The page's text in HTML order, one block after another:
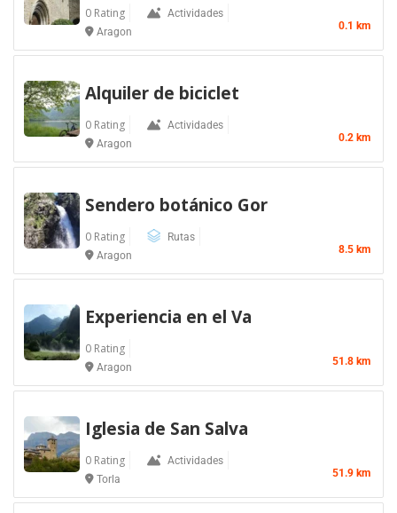
0 Rating
Actividades
Aragon
0.1 km
Alquiler de biciclet
0 Rating
Actividades
Aragon
0.2 km
Sendero botánico Gor
0 Rating
Rutas
Aragon
8.5 km
Experiencia en el Va
0 Rating
Aragon 51.8 km
Iglesia de San Salva
0 Rating
Actividades
Torla
51.9 km